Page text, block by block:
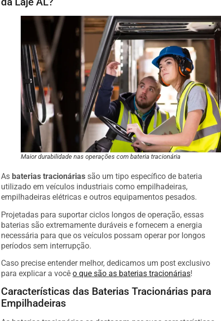
Maior durabilidade nas operações com bateria tracionária
são um tipo específico de bateria
utilizado em veículos industriais como empilhadeiras,
empilhadeiras elétricas e outros equipamentos pesados.
baterias são extremamente duráveis e fornecem a energia
necessária para que os veículos possam operar por longos
períodos sem interrupção.
para explicar a vocêo que são as baterias tracionárias!
Características das Baterias Tracionárias para
Empilhadeiras